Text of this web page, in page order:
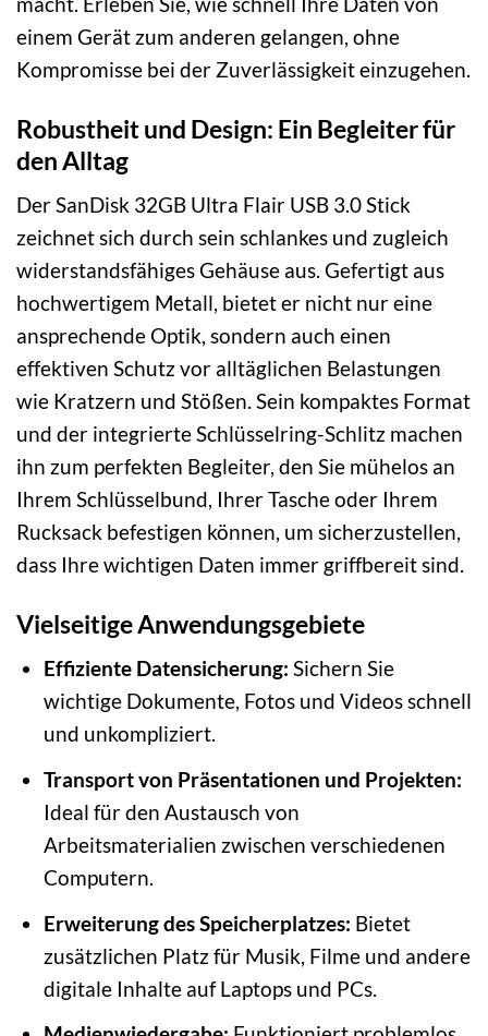
einem Gerät zum anderen gelangen, ohne
Kompromisse bei der Zuverlässigkeit einzugehen.
Robustheit und Design: Ein Begleiter für
den Alltag
Der SanDisk 32GB Ultra Flair USB 3.0 Stick
zeichnet sich durch sein schlankes und zugleich
widerstandsfähiges Gehäuse aus. Gefertigt aus
hochwertigem Metall, bietet er nicht nur eine
ansprechende Optik, sondern auch einen
effektiven Schutz vor alltäglichen Belastungen
wie Kratzern und Stößen. Sein kompaktes Format
und der integrierte Schlüsselring-Schlitz machen
ihn zum perfekten Begleiter, den Sie mühelos an
Ihrem Schlüsselbund, Ihrer Tasche oder Ihrem
Rucksack befestigen können, um sicherzustellen,
dass Ihre wichtigen Daten immer griffbereit sind.
Vielseitige Anwendungsgebiete
Effiziente Datensicherung: Sichern Sie
wichtige Dokumente, Fotos und Videos schnell
und unkompliziert.
Transport von Präsentationen und Projekten:
Ideal für den Austausch von
Arbeitsmaterialien zwischen verschiedenen
Computern.
Erweiterung des Speicherplatzes: Bietet
zusätzlichen Platz für Musik, Filme und andere
digitale Inhalte auf Laptops und PCs.